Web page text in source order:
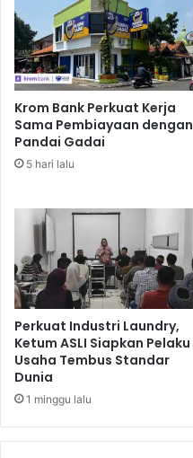
,
M
o
d
a
l
V
e
n
u
d
a
n
L
K
M
I
-
R
a
e
T
h
n
i
,
N
a
m
u
n
T
Krom Bank Perkuat Kerja
Sama Pembiayaan dengan
Pandai Gadai
5 hari lalu
Perkuat Industri Laundry,
Ketum ASLI Siapkan Pelaku
Usaha Tembus Standar
Dunia
1 minggu lalu